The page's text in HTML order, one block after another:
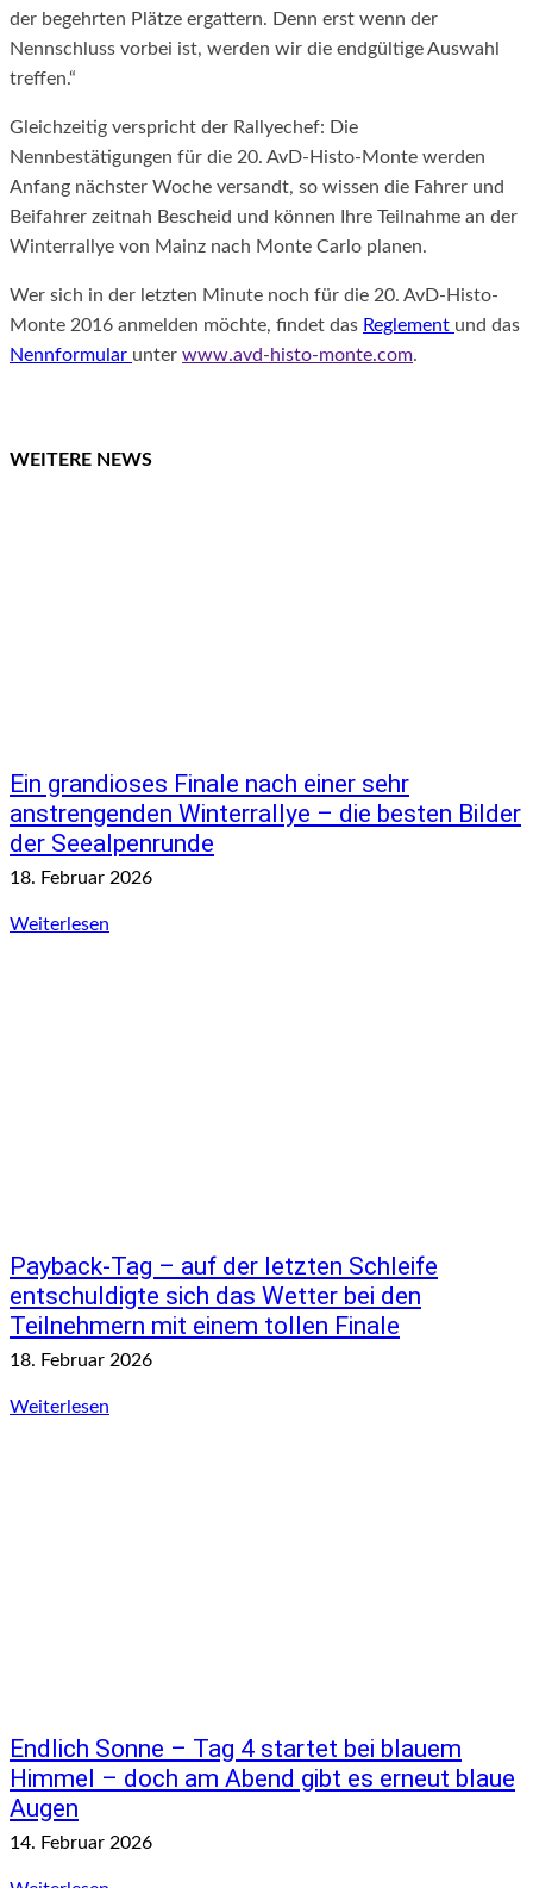
der begehrten Plätze ergattern. Denn erst wenn der
Nennschluss vorbei ist, werden wir die endgültige Auswahl
treffen.“
Gleichzeitig verspricht der Rallyechef: Die
Nennbestätigungen für die 20. AvD-Histo-Monte werden
Anfang nächster Woche versandt, so wissen die Fahrer und
Beifahrer zeitnah Bescheid und können Ihre Teilnahme an der
Winterrallye von Mainz nach Monte Carlo planen.
Wer sich in der letzten Minute noch für die 20. AvD-Histo-
Monte 2016 anmelden möchte, findet das Reglement und das
Nennformular unter www.avd-histo-monte.com.
WEITERE NEWS
Ein grandioses Finale nach einer sehr
anstrengenden Winterrallye – die besten Bilder
der Seealpenrunde
18. Februar 2026
Weiterlesen
Payback-Tag – auf der letzten Schleife
entschuldigte sich das Wetter bei den
Teilnehmern mit einem tollen Finale
18. Februar 2026
Weiterlesen
Endlich Sonne – Tag 4 startet bei blauem
Himmel – doch am Abend gibt es erneut blaue
Augen
14. Februar 2026